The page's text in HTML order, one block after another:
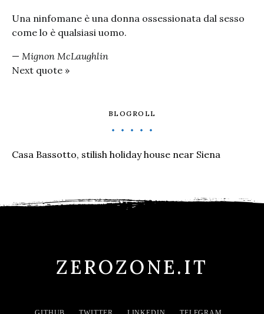
Una ninfomane è una donna ossessionata dal sesso
come lo è qualsiasi uomo.
— Mignon McLaughlin
Next quote »
BLOGROLL
Casa Bassotto, stilish holiday house near Siena
ZEROZONE.IT